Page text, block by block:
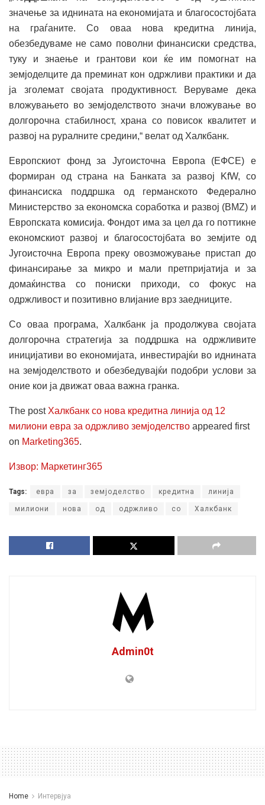
значење за иднината на економијата и благосостојбата
на граѓаните. Со оваа нова кредитна линија,
обезбедуваме не само поволни финансиски средства,
туку и знаење и грантови кои ќе им помогнат на
земјоделците да преминат кон одржливи практики и да
ја зголемат својата продуктивност. Веруваме дека
вложувањето во земјоделството значи вложување во
долгорочна стабилност, храна со повисок квалитет и
развој на руралните средини,“ велат од Халкбанк.
Европскиот фонд за Југоисточна Европа (ЕФСЕ) е
формиран од страна на Банката за развој KfW, со
финансиска поддршка од германското Федерално
Министерство за економска соработка и развој (BMZ) и
Европската комисија. Фондот има за цел да го поттикне
економскиот развој и благосостојбата во земјите од
Југоисточна Европа преку овозможување пристап до
финансирање за микро и мали претпријатија и за
домаќинства со пониски приходи, со фокус на
одржливост и позитивно влијание врз заедниците.
Со оваа програма, Халкбанк ја продолжува својата
долгорочна стратегија за поддршка на одржливите
иницијативи во економијата, инвестирајќи во иднината
на земјоделството и обезбедувајќи подобри услови за
оние кои ја движат оваа важна гранка.
The post Халкбанк со нова кредитна линија од 12
милиони евра за одржливо земјоделство appeared first
on Marketing365.
Извор: Маркетинг365
Tags: евра за земјоделство кредитна линија
милиони нова од одржливо со Халкбанк
Admin0t
Home Интервјуа